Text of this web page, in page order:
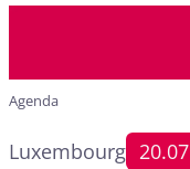
Agenda
Luxembourg 20.07